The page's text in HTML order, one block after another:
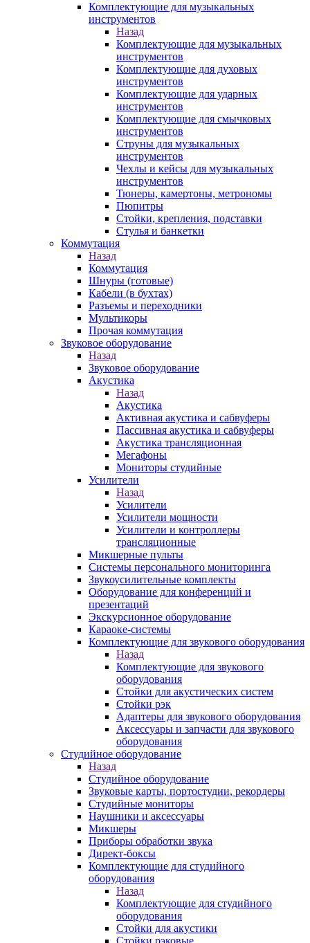
Комплектующие для музыкальных
инструментов
Назад
Комплектующие для музыкальных
инструментов
Комплектующие для духовых
инструментов
Комплектующие для ударных
инструментов
Комплектующие для смычковых
инструментов
Струны для музыкальных
инструментов
Чехлы и кейсы для музыкальных
инструментов
Тюнеры, камертоны, метрономы
Пюпитры
Стойки, крепления, подставки
Стулья и банкетки
Коммутация
Назад
Коммутация
Шнуры (готовые)
Кабели (в бухтах)
Разъемы и переходники
Мультикоры
Прочая коммутация
Звуковое оборудование
Назад
Звуковое оборудование
Акустика
Назад
Акустика
Активная акустика и сабвуферы
Пассивная акустика и сабвуферы
Акустика трансляционная
Мегафоны
Мониторы студийные
Усилители
Назад
Усилители
Усилители мощности
Усилители и контроллеры
трансляционные
Микшерные пульты
Системы персонального мониторинга
Звукоусилительные комплекты
Оборудование для конференций и
презентаций
Экскурсионное оборудование
Караоке-системы
Комплектующие для звукового оборудования
Назад
Комплектующие для звукового
оборудования
Стойки для акустических систем
Стойки рэк
Адаптеры для звукового оборудования
Аксессуары и запчасти для звукового
оборудования
Студийное оборудование
Назад
Студийное оборудование
Звуковые карты, портостудии, рекордеры
Студийные мониторы
Наушники и аксессуары
Микшеры
Приборы обработки звука
Директ-боксы
Комплектующие для студийного
оборудования
Назад
Комплектующие для студийного
оборудования
Стойки для акустики
Стойки рэковые